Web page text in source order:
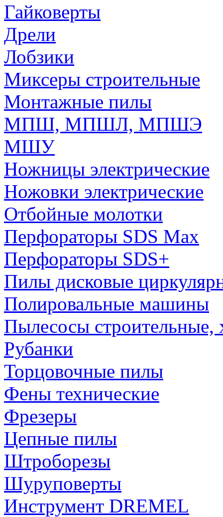
Гайковерты
Дрели
Лобзики
Миксеры строительные
Монтажные пилы
МПШ, МПШЛ, МПШЭ
МШУ
Ножницы электрические
Ножовки электрические
Отбойные молотки
Перфораторы SDS Max
Перфораторы SDS+
Пилы дисковые
Полировальные машины
Пылесосы строительные,
Рубанки
Торцовочные пилы
Фены технические
Фрезеры
Цепные пилы
Штроборезы
Шуруповерты
Инструмент DREMEL